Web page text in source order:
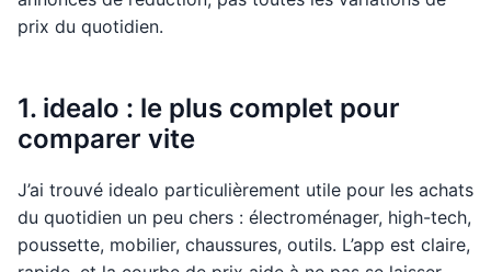
prix du quotidien.
1. idealo : le plus complet pour
comparer vite
J’ai trouvé idealo particulièrement utile pour les achats
du quotidien un peu chers : électroménager, high-tech,
poussette, mobilier, chaussures, outils. L’app est claire,